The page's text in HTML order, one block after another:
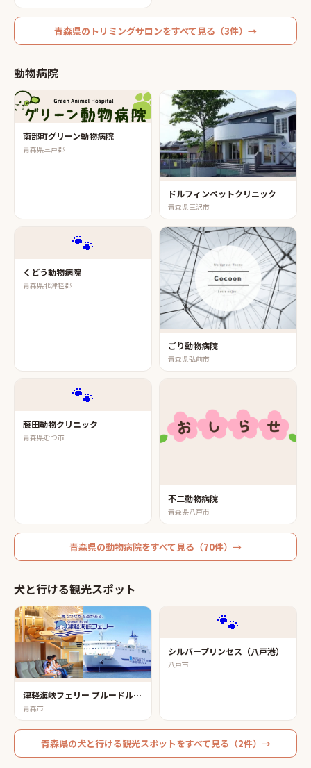
青森県の トリミングサロンをすべて見る（3件）→
動物病院
南部町グリーン動物病院
青森県三戸郡
ドルフィンペットクリニック
青森県三沢市
🐾
くどう動物病院
青森県北津軽郡
ごり動物病院
青森県弘前市
🐾
藤田動物クリニック
青森県むつ市
不二動物病院
青森県八戸市
青森県の動物病院をすべて見る（70件）→
犬と行ける観光スポット
津軽海峡フェリー ブルードルフィン （青森港）
青森市
🐾
シルバープリンセス（八戸港）
八戸市
青森県の犬と行ける観光スポットをすべて見る（2件）→